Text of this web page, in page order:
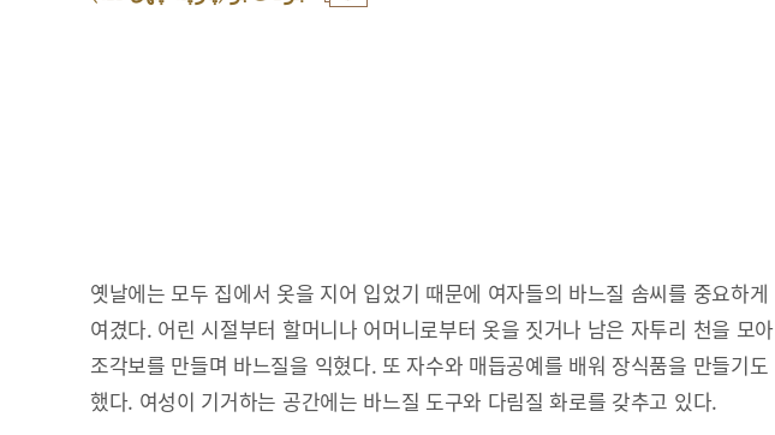
옛날에는 모두 집에서 옷을 지어 입었기 때문에 여자들의 바느질 솜씨를 중요하게
여겼다. 어린 시절부터 할머니나 어머니로부터 옷을 짓거나 남은 자투리 천을 모아
조각보를 만들며 바느질을 익혔다. 또 자수와 매듭공예를 배워 장식품을 만들기도
했다. 여성이 기거하는 공간에는 바느질 도구와 다림질 화로를 갖추고 있다.